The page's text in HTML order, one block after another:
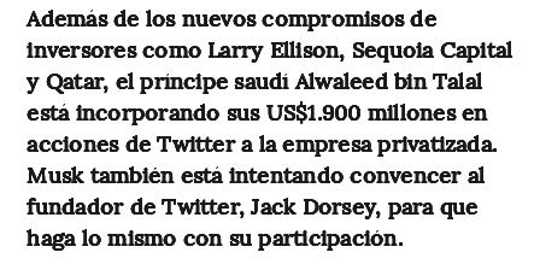
Además de los nuevos compromisos de
inversores como Larry Ellison, Sequoia Capital
y Qatar, el príncipe saudí Alwaleed bin Talal
está incorporando sus US$1.900 millones en
acciones de Twitter a la empresa privatizada.
Musk también está intentando convencer al
fundador de Twitter, Jack Dorsey, para que
haga lo mismo con su participación.